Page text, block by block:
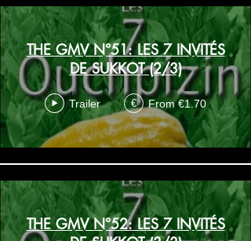
THE GMV N°51: LES 7 INVITÉS
DE SUKKOT (2/3)
Trailer € From €1.70
THE GMV N°52: LES 7 INVITÉS